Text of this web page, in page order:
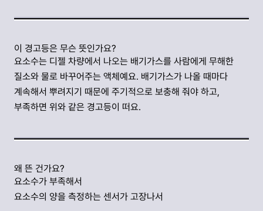
이 경고등은 무슨 뜻인가요?
요소수는 디젤 차량에서 나오는 배기가스를 사람에게 무해한
질소와 물로 바꾸어주는 액체예요. 배기가스가 나올 때마다
계속해서 뿌려지기 때문에 주기적으로 보충해 줘야 하고,
부족하면 위와 같은 경고등이 떠요.
왜 뜬 건가요?
요소수가 부족해서
요소수의 양을 측정하는 센서가 고장나서